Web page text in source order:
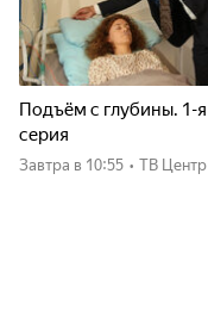
Подъём с глубины. 1-я
серия
Завтра в 10:55 • ТВ Центр